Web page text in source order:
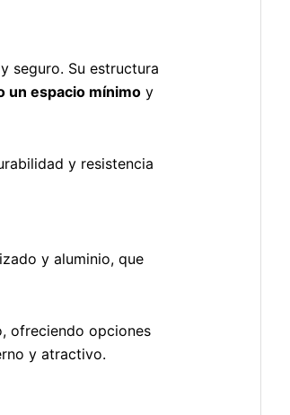
seguro. Su estructura
un espacio mínimo y
y resistencia
y aluminio, que
ofreciendo opciones
y atractivo.